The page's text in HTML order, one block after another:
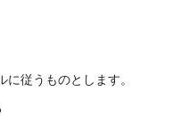
従うものとします。